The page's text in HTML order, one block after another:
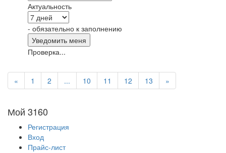
Актуальность
- обязательно к заполнению
Проверка...
« 1 2 ... 10 11 12 13 »
Мой 3160
Регистрация
Вход
Прайс-лист